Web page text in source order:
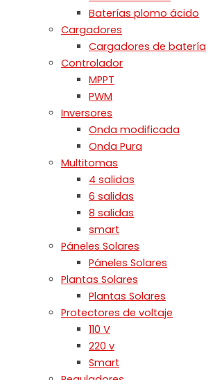
Baterías plomo ácido
Cargadores
Cargadores de batería
Controlador
MPPT
PWM
Inversores
Onda modificada
Onda Pura
Multitomas
4 salidas
6 salidas
8 salidas
smart
Páneles Solares
Páneles Solares
Plantas Solares
Plantas Solares
Protectores de voltaje
110 V
220 v
Smart